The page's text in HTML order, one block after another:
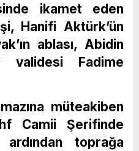
ikamet eden
Hanifi Aktürk’ün
ablası, Abidin
validesi Fadime
müteakiben
Camii Şerifinde
ardından toprağa